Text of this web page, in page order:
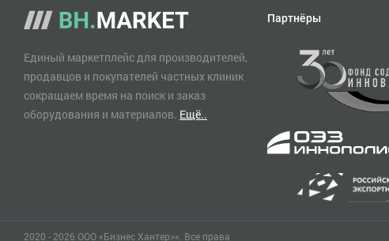
Единый маркетплейс для производителей,
продавцов и покупателей частных клиник
сокращаем время на поиск и заказ
оборудования и материалов. Ещё..
Партнёры
2020 - 2026 ООО «Бизнес Хантер>». Все права